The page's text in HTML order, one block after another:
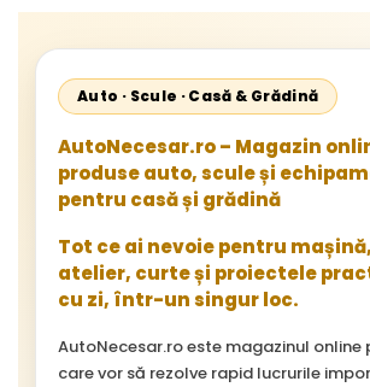
Auto · Scule · Casă & Grădină
AutoNecesar.ro – Magazin
produse auto, scule și
pentru casă și grădină
Tot ce ai nevoie pentru
atelier, curte și proiectele
cu zi, într-un singur loc.
AutoNecesar.ro este magazinul online
care vor să rezolve rapid lucrurile